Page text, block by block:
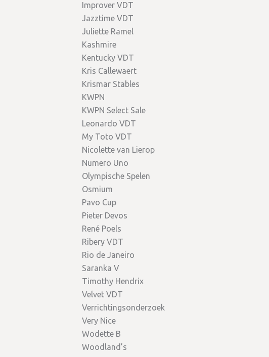
Improver VDT
Jazztime VDT
Juliette Ramel
Kashmire
Kentucky VDT
Kris Callewaert
Krismar Stables
KWPN
KWPN Select Sale
Leonardo VDT
My Toto VDT
Nicolette van Lierop
Numero Uno
Olympische Spelen
Osmium
Pavo Cup
Pieter Devos
René Poels
Ribery VDT
Rio de Janeiro
Saranka V
Timothy Hendrix
Velvet VDT
Verrichtingsonderzoek
Very Nice
Wodette B
Woodland’s